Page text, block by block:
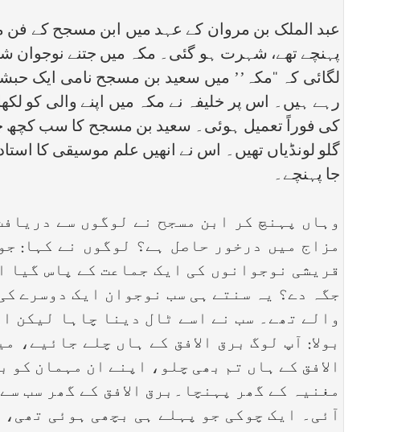
عبد الملک بن مروان کے عہد میں ابن مسجح کے
پہنچے تھے، شہرت ہو گئی۔ مکہ میں جتنے
لگائی کہ ‘‘مکہ’’ میں سعید بن مسجح نامی ایک
رہے ہیں۔ اس پر خلیفہ نے مکہ میں اپنے والی کو
کی فوراً تعمیل ہوئی۔ سعید بن مسجح کا سب کچھ
گلو لونڈیاں تھیں۔ اس نے انھیں علم موسیقی کا
جا پہنچے۔
وہاں پہنچ کر ابن مسجح نے لوگوں سے
مزاج میں درخور حاصل ہے؟ لوگوں نے کہا:
قریشی نوجوانوں کی ایک جماعت کے پاس
جگہ دے؟ یہ سنتے ہی سب نوجوان ایک دوسرے
والے تھے۔ سب نے اسے ٹال دینا چاہا لیکن
بولا: آپ لوگ برق الافق کے ہاں چلے
الافق کے ہاں تم بھی چلو، اپنے ان مہمان
مغنیہ کے گھر پہنچا۔برق الافق کے گھر سب
آئی۔ ایک چوکی جو پہلے ہی بچھی ہوئی